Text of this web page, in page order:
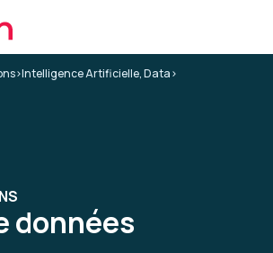
>Intelligence Artificielle, Data>
données
J'ai appris beaucoup de
administration